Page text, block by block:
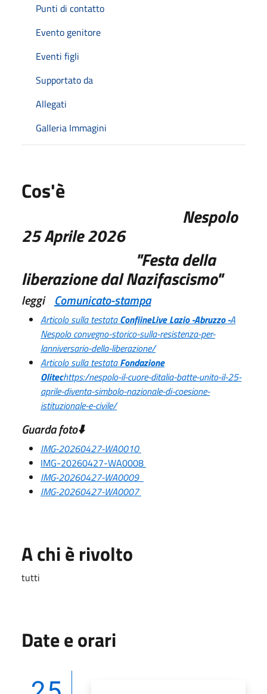
Punti di contatto
Evento genitore
Eventi figli
Supportato da
Allegati
Galleria Immagini
Cos'è
Nespolo
25 Aprile 2026
"Festa della
liberazione dal Nazifascismo"
leggi Comunicato-stampa
Articolo sulla testataConfiineLive Lazio -Abruzzo -A
Nespolo convegno-storico-sulla-resistenza-per-
lanniversario-della-liberazione/
Articolo sulla testataFondazione
Olitechttps:/nespolo-il-cuore-ditalia-batte-unito-il-25-
aprile-diventa-simbolo-nazionale-di-coesione-
istituzionale-e-civile/
Guarda foto⬇️
IMG-20260427-WA0010
IMG-20260427-WA0008
IMG-20260427-WA0009
IMG-20260427-WA0007
A chi è rivolto
tutti
Date e orari